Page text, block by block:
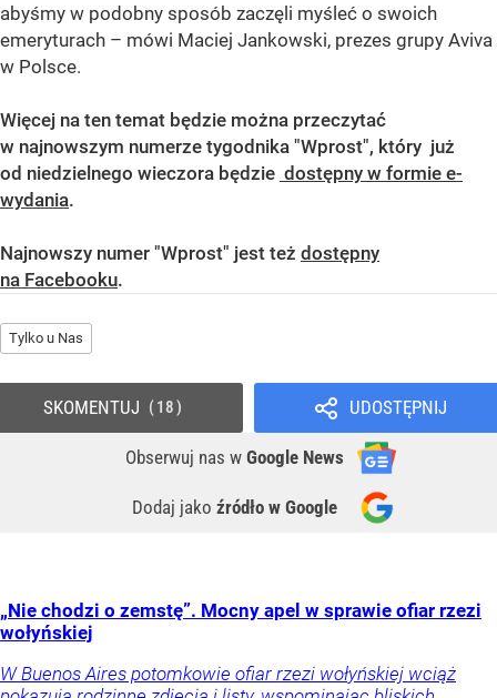
abyśmy w podobny sposób zaczęli myśleć o swoich
emeryturach – mówi Maciej Jankowski, prezes grupy Aviva
w Polsce.
Więcej na ten temat będzie można przeczytać
w najnowszym numerze tygodnika "Wprost", który już
od niedzielnego wieczora będzie dostępny w formie e-
wydania.
Najnowszy numer "Wprost" jest też dostępny
na Facebooku.
Tylko u Nas
UDOSTĘPNIJ
Obserwuj nas w Google News
Dodaj jako źródło w Google
SKOMENTUJ 18
„Nie chodzi o zemstę”. Mocny apel w sprawie ofiar rzezi
wołyńskiej
W Buenos Aires potomkowie ofiar rzezi wołyńskiej wciąż